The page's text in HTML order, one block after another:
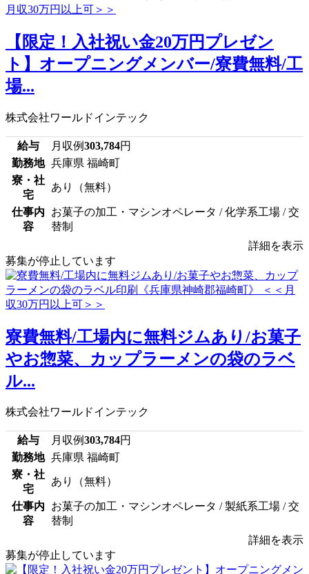
【限定！入社祝い金20万円プレゼン
ト】オープニングメンバー/寮費無料/工
場...
株式会社ワールドインテック
給与 月収例303,784円
勤務地 兵庫県 福崎町
寮・社
宅
あり（無料）
仕事内
容
お菓子の加工・マシンオペレータ / 化学系工場 / 交
替制
詳細を表示
募集が停止しています
寮費無料/工場内に無料ジムあり/お菓子
やお惣菜、カップラーメンの袋のラベ
ル...
株式会社ワールドインテック
給与 月収例303,784円
勤務地 兵庫県 福崎町
寮・社
宅
あり（無料）
仕事内
容
お菓子の加工・マシンオペレータ / 製紙系工場 / 交
替制
詳細を表示
募集が停止しています